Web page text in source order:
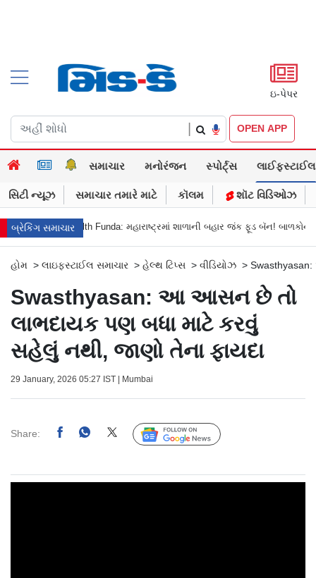
ઇ-પેપર
OPEN APP
સમાચાર મનોરંજન સ્પોર્ટ્સ લાઈફસ્ટાઈલ
સિટી ન્યૂઝ સમાચાર તમારે માટે કૉલમ શૉટ વિડિઓઝ
બ્રેકિંગ સમાચાર
Health Funda: મહારાષ્ટ્રમાં શાળાની બહાર જંક ફૂડ બૅન! બાળકોના સ્વાસ્થ્ય
હોમ > લાઇફસ્ટાઈલ સમાચાર > હેલ્થ ટિપ્સ > વીડિયોઝ >
Swasthyasan: આ આસન છે તો
લાભદાયક પણ બધા માટે કરવું
સહેલું નથી, જાણો તેના ફાયદા
29 January, 2026 05:27 IST | Mumbai
Share: Follow Us